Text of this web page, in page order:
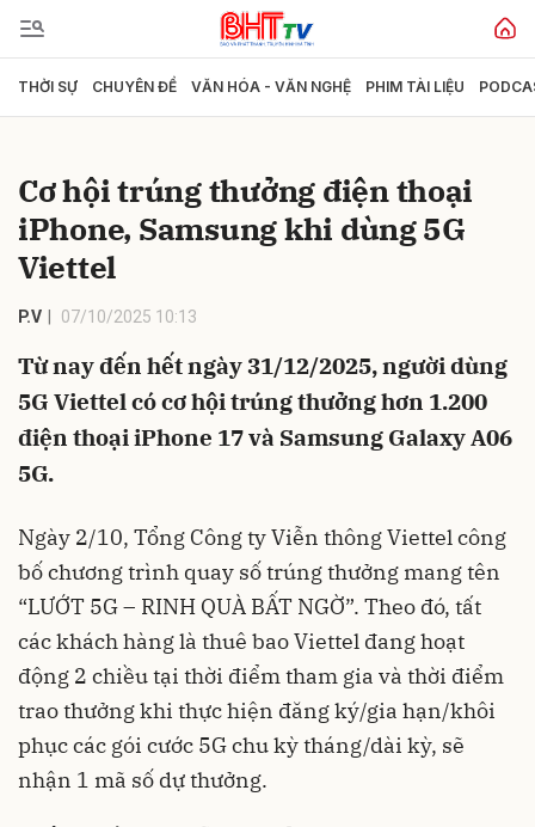
THỜI SỰ CHUYÊN ĐỀ VĂN HÓA - VĂN NGHỆ PHIM TÀI LIỆU
Cơ hội trúng thưởng điện thoại
iPhone, Samsung khi dùng 5G
Viettel
P.V 07/10/2025 10:13
Từ nay đến hết ngày 31/12/2025, người dùng
5G Viettel có cơ hội trúng thưởng hơn 1.200
điện thoại iPhone 17 và Samsung Galaxy A06
5G.
Ngày 2/10, Tổng Công ty Viễn thông Viettel công
bố chương trình quay số trúng thưởng mang tên
“LƯỚT 5G – RINH QUÀ BẤT NGỜ”. Theo đó, tất
các khách hàng là thuê bao Viettel đang hoạt
động 2 chiều tại thời điểm tham gia và thời điểm
trao thưởng khi thực hiện đăng ký/gia hạn/khôi
phục các gói cước 5G chu kỳ tháng/dài kỳ, sẽ
nhận 1 mã số dự thưởng.
Gửi bình luận
Hủy Gửi